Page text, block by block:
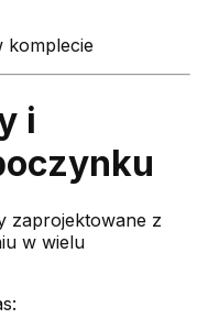
komplecie
i
zaprojektowane z
w wielu